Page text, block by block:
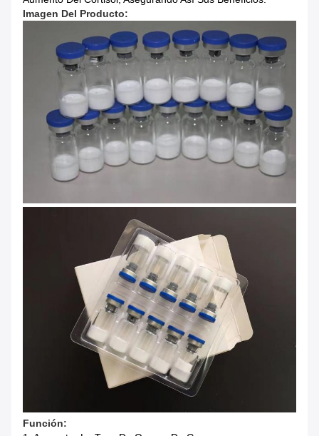
Imagen Del Producto:
Función: